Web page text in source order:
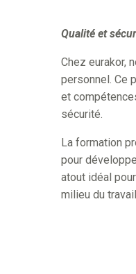
Qualité et
Chez eurakor,
personnel. Ce
et
sécurité.
La formation
pour
atout idéal
milieu du travail.